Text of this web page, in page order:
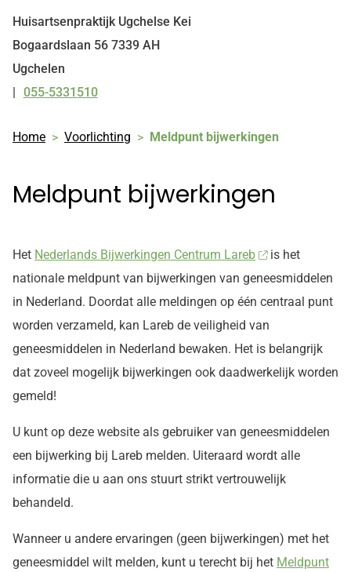
Huisartsenpraktijk Ugchelse Kei
Bogaardslaan 56 7339 AH
Ugchelen
Tel:
055-5331510
Home Voorlichting Meldpunt bijwerkingen
Meldpunt bijwerkingen
Het Nederlands Bijwerkingen Centrum Lareb
is het
nationale meldpunt van bijwerkingen van geneesmiddelen
in Nederland. Doordat alle meldingen op één centraal punt
worden verzameld, kan Lareb de veiligheid van
geneesmiddelen in Nederland bewaken. Het is belangrijk
dat zoveel mogelijk bijwerkingen ook daadwerkelijk worden
gemeld!
U kunt op deze website als gebruiker van geneesmiddelen
een bijwerking bij Lareb melden. Uiteraard wordt alle
informatie die u aan ons stuurt strikt vertrouwelijk
behandeld.
Wanneer u andere ervaringen (geen bijwerkingen) met het
geneesmiddel wilt melden, kunt u terecht bij het Meldpunt